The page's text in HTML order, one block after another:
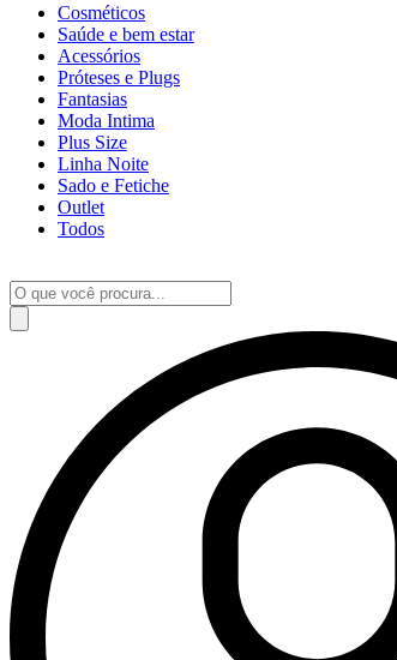
Cosméticos
Saúde e bem estar
Acessórios
Próteses e Plugs
Fantasias
Moda Intima
Plus Size
Linha Noite
Sado e Fetiche
Outlet
Todos
Pesquisar
produtos